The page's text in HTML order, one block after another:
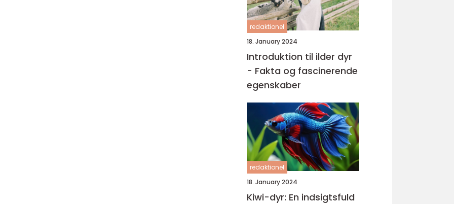
redaktionel
18. January 2024
Introduktion til ilder dyr
- Fakta og fascinerende
egenskaber
redaktionel
18. January 2024
Kiwi-dyr: En indsigtsfuld